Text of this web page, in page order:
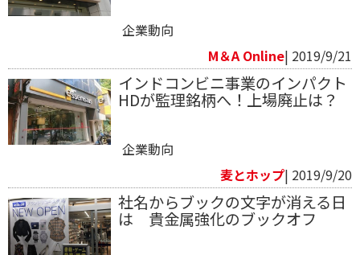
企業動向
M＆A Online| 2019/9/21
インドコンビニ事業のインパクト
HDが監理銘柄へ！上場廃止は？
企業動向
麦とホップ| 2019/9/20
社名からブックの文字が消える日
は 貴金属強化のブックオフ